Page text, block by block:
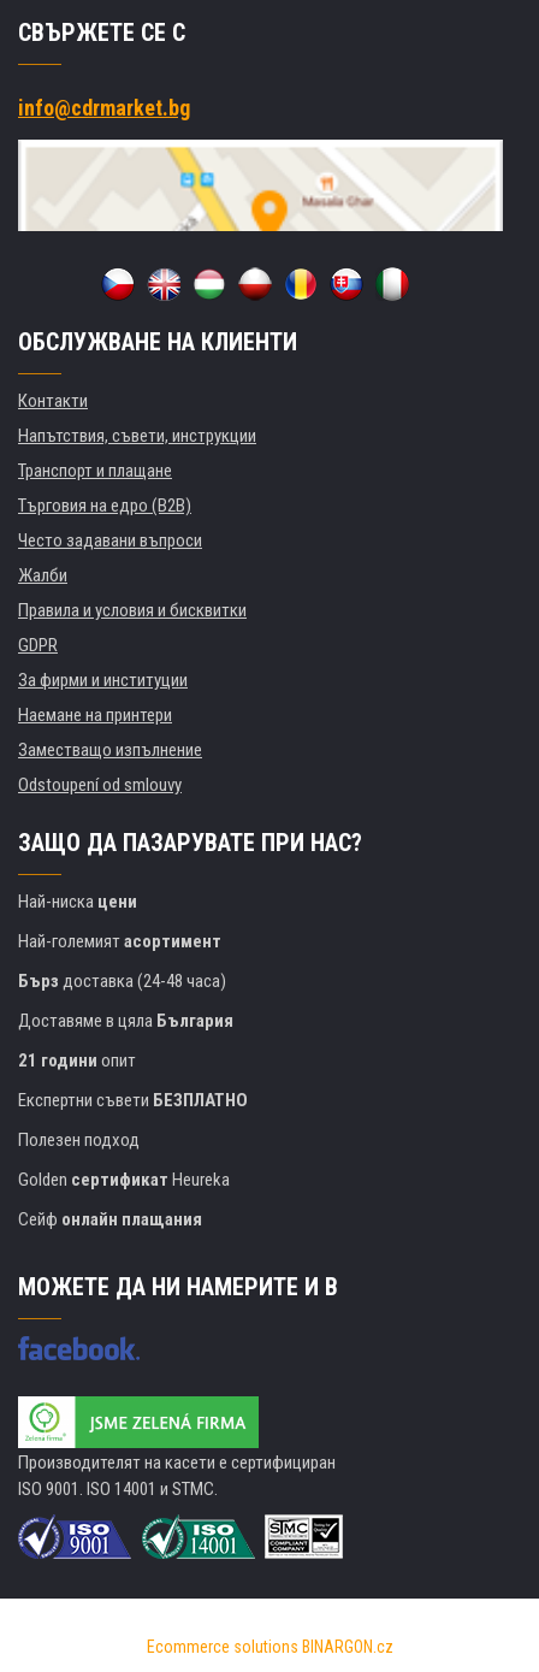
СВЪРЖЕТЕ СЕ С
info@cdrmarket.bg
ОБСЛУЖВАНЕ НА КЛИЕНТИ
Контакти
Напътствия, съвети, инструкции
Транспорт и плащане
Търговия на едро (B2B)
Често задавани въпроси
Жалби
Правила и условия и бисквитки
GDPR
За фирми и институции
Наемане на принтери
Заместващо изпълнение
Odstoupení od smlouvy
ЗАЩО ДА ПАЗАРУВАТЕ ПРИ НАС?
Най-ниска цени
Най-големиятасортимент
Бърз доставка (24-48 часа)
Доставяме в цяла България
21 години опит
Експертни съвети БЕЗПЛАТНО
Полезен подход
Golden сертификат Heureka
Сейф онлайн плащания
МОЖЕТЕ ДА НИ НАМЕРИТЕ И В
Производителят на касети е сертифициран
ISO 9001. ISO 14001 и STMC.
Ecommerce solutions BINARGON.cz